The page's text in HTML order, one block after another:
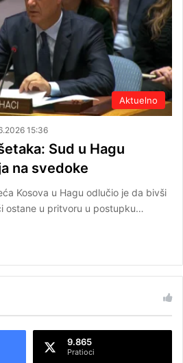
Aktuelno
15:36
Sud u Hagu
na svedoke
Kosova u Hagu odlučio je da bivši
ostane u pritvoru u postupku…
9.865
Pratioci